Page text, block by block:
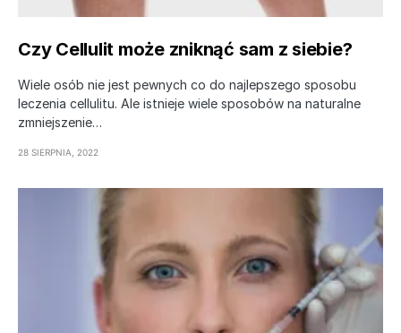
Czy Cellulit może zniknąć sam z siebie?
Wiele osób nie jest pewnych co do najlepszego sposobu
leczenia cellulitu. Ale istnieje wiele sposobów na naturalne
zmniejszenie…
28 SIERPNIA, 2022